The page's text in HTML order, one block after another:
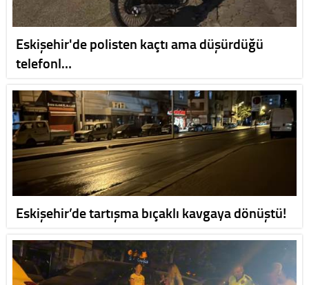
Eskişehir'de polisten kaçtı ama düşürdüğü
telefonl…
Eskişehir’de tartışma bıçaklı kavgaya dönüştü!